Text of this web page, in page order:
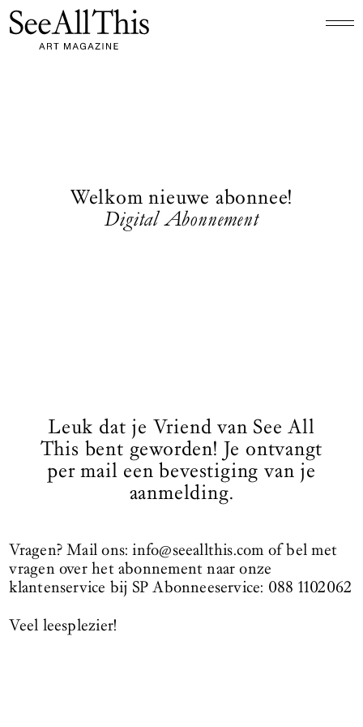
Logo See All This, linkt naar de homepage
Welkom nieuwe abonnee!
Digital Abonnement
Leuk dat je Vriend van See All
This bent geworden! Je ontvangt
per mail een bevestiging van je
aanmelding.
Vragen? Mail ons: info@seeallthis.com of bel met
vragen over het abonnement naar onze
klantenservice bij SP Abonneeservice: 088 1102062
Veel leesplezier!